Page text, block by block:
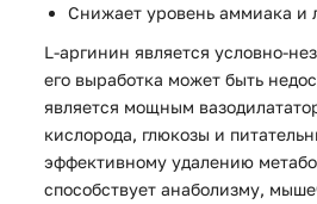
Снижает уровень аммиака и
L-аргинин является условно-
его выработка может быть
является мощным
кислорода, глюкозы и
эффективному удалению
способствует анаболизму,